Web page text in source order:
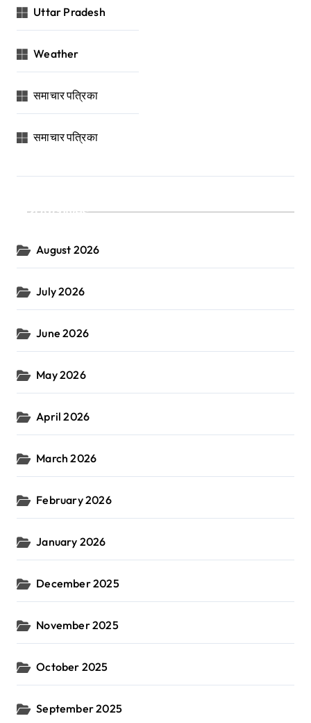
Uttar Pradesh
Weather
समाचार पत्रिका
समाचार पत्रिका
Archives
August 2026
July 2026
June 2026
May 2026
April 2026
March 2026
February 2026
January 2026
December 2025
November 2025
October 2025
September 2025